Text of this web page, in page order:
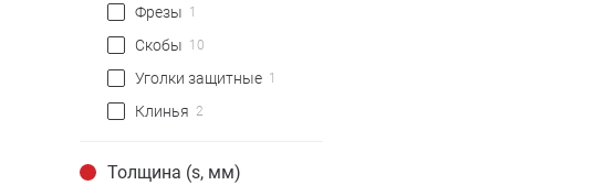
Фрезы 1
Скобы 10
Уголки защитные 1
Клинья 2
Толщина (s, мм)